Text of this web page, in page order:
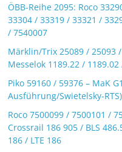
ÖBB-Reihe 2095: Roco
33304 / 33319 / 33321 /
/ 7540007
Märklin/Trix 25089 / 25093
Messelok 1189.22 / 1189.02
Piko 59160 / 59376 – MaK
Ausführung/Swietelsky-RTS)
Roco 7500099 / 7500101 /
Crossrail 186 905 / BLS
186 / LTE 186